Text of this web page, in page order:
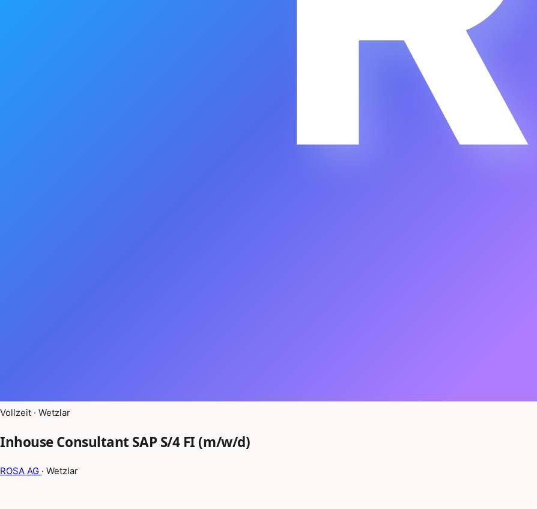
Vollzeit · Wetzlar
Inhouse Consultant SAP S/4 FI (m/w/d)
ROSA AG · Wetzlar